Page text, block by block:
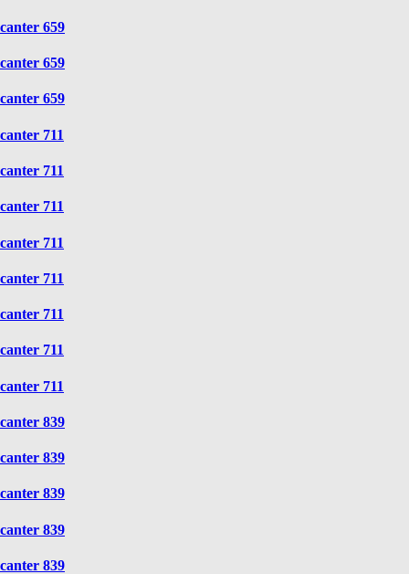
canter 659
canter 659
canter 659
canter 711
canter 711
canter 711
canter 711
canter 711
canter 711
canter 711
canter 711
canter 839
canter 839
canter 839
canter 839
canter 839